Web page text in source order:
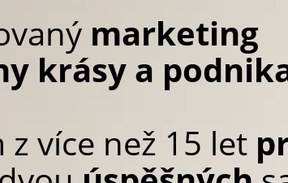
marketing
krásy a
z více než 15 let